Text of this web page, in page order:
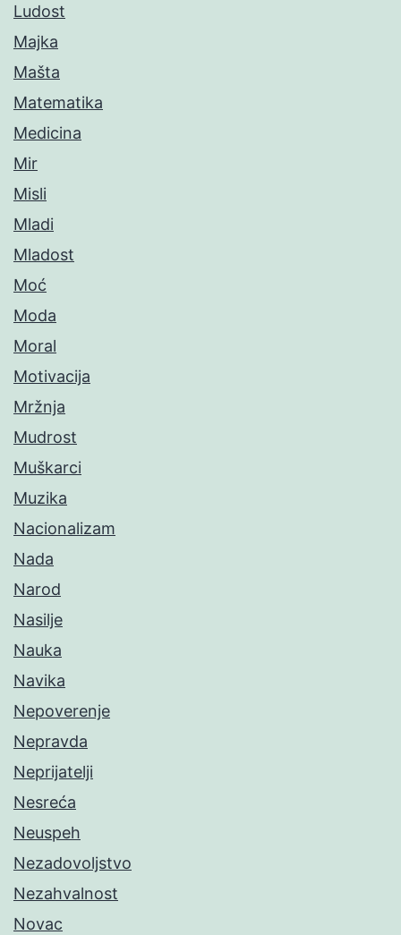
Ludost
Majka
Mašta
Matematika
Medicina
Mir
Misli
Mladi
Mladost
Moć
Moda
Moral
Motivacija
Mržnja
Mudrost
Muškarci
Muzika
Nacionalizam
Nada
Narod
Nasilje
Nauka
Navika
Nepoverenje
Nepravda
Neprijatelji
Nesreća
Neuspeh
Nezadovoljstvo
Nezahvalnost
Novac